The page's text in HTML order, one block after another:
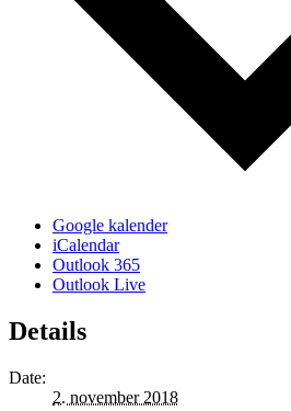
Google kalender
iCalendar
Outlook 365
Outlook Live
Details
Date:
2. november 2018